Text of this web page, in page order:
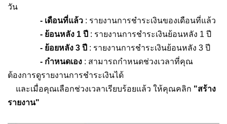
วัน
- เดือนที่แล้ว : รายงานการชำระเงินของเดือนที่แล้ว
- ย้อนหลัง 1 ปี : รายงานการชำระเงินย้อนหลัง 1 ปี
- ย้อยหลัง 3 ปี : รายงานการชำระเงินย้อนหลัง 3 ปี
- กำหนดเอง : สามารถกำหนดช่วงเวลาที่คุณ
ต้องการดูรายงานการชำระเงินได้
และเมื่อคุณเลือกช่วงเวลาเรียบร้อยแล้ว ให้คุณคลิก "สร้าง
รายงาน"